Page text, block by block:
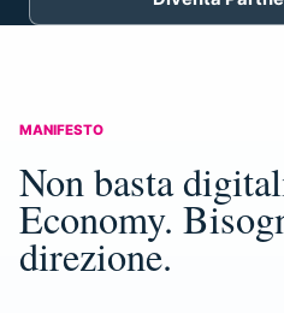
MANIFESTO
Non basta
Economy.
direzione.